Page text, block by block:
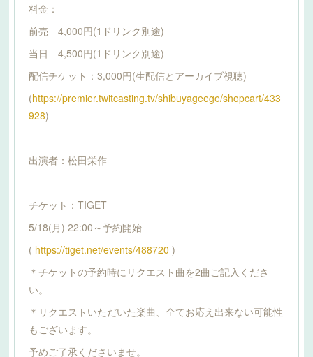
料金：
前売 4,000円(1ドリンク別途)
当日 4,500円(1ドリンク別途)
配信チケット：3,000円(生配信とアーカイブ視聴)
(https://premier.twitcasting.tv/shibuyageege/shopcart/433
928)
出演者：松田栄作
チケット：TIGET
5/18(月) 22:00～予約開始
( https://tiget.net/events/488720 )
＊チケットの予約時にリクエスト曲を2曲ご記入くださ
い。
＊リクエストいただいた楽曲、全てお応え出来ない可能性
もございます。
予めご了承くださいませ。